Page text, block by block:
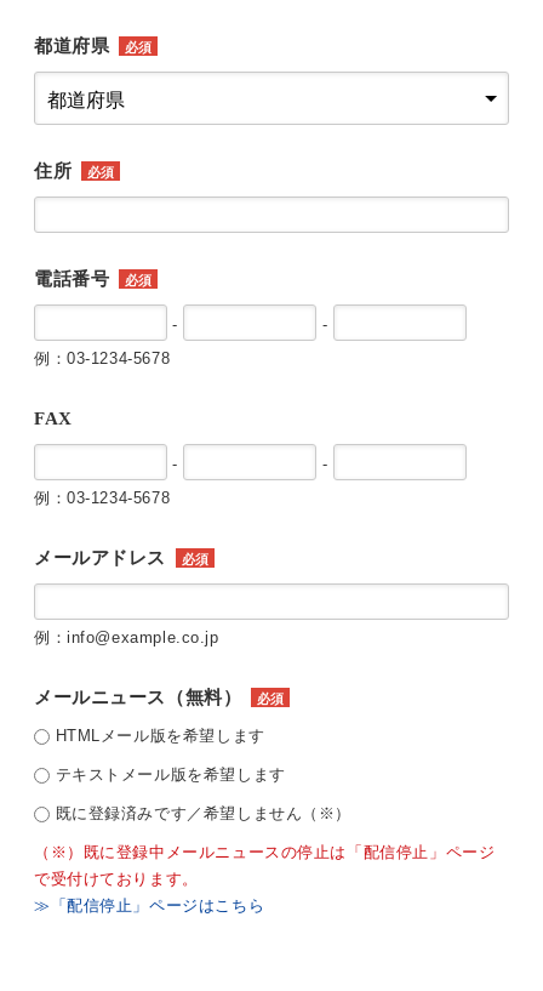
都道府県 必須
住所 必須
電話番号 必須
-
-
例：03-1234-5678
FAX
-
-
例：03-1234-5678
メールアドレス 必須
例：info@example.co.jp
メールニュース（無料） 必須
HTMLメール版を希望します
テキストメール版を希望します
既に登録済みです／希望しません（※）
（※）既に登録中メールニュースの停止は「配信停止」ページ
で受付けております。
≫「配信停止」ページはこちら